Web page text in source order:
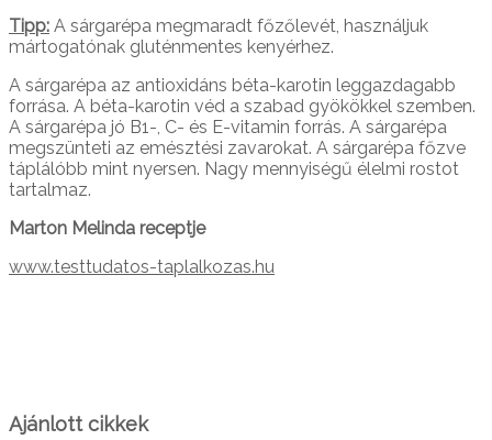
Tipp: A sárgarépa megmaradt főzőlevét, használjuk
mártogatónak gluténmentes kenyérhez.
A sárgarépa az antioxidáns béta-karotin leggazdagabb
forrása. A béta-karotin véd a szabad gyökökkel szemben.
A sárgarépa jó B1-, C- és E-vitamin forrás. A sárgarépa
megszünteti az emésztési zavarokat. A sárgarépa főzve
táplálóbb mint nyersen. Nagy mennyiségű élelmi rostot
tartalmaz.
Marton Melinda receptje
www.testtudatos-taplalkozas.hu
Ajánlott cikkek